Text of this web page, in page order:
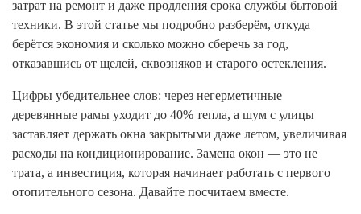
затрат на ремонт и даже продления срока службы бытовой
техники. В этой статье мы подробно разберём, откуда
берётся экономия и сколько можно сберечь за год,
отказавшись от щелей, сквозняков и старого остекления.
Цифры убедительнее слов: через негерметичные
деревянные рамы уходит до 40% тепла, а шум с улицы
заставляет держать окна закрытыми даже летом, увеличивая
расходы на кондиционирование. Замена окон — это не
трата, а инвестиция, которая начинает работать с первого
отопительного сезона. Давайте посчитаем вместе.